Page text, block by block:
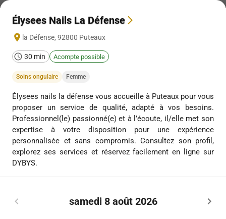
Élysees Nails La Défense
la Défense, 92800 Puteaux
30 min Acompte possible
Soins ongulaire Femme
Élysees nails la défense vous accueille à Puteaux pour vous
proposer un service de qualité, adapté à vos besoins.
Professionnel(le) passionné(e) et à l’écoute, il/elle met son
expertise à votre disposition pour une expérience
personnalisée et sans compromis. Consultez son profil,
explorez ses services et réservez facilement en ligne sur
DYBYS.
samedi 8 août 2026